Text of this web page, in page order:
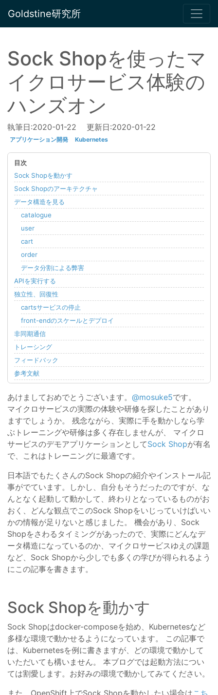
Goldstine研究所
Sock Shopを使ったマ
イクロサービス体験の
ハンズオン
執筆日:2020-01-22 更新日:2020-01-22
アプリケーション開発 Kubernetes
Sock Shopを動かす
Sock Shopのアーキテクチャ
データ構造を見る
catalogue
user
cart
order
データ分割による弊害
APIを実行する
独立性、回復性
cartsサービスの停止
front-endのスケールとデプロイ
非同期通信
トレーシング
フィードバック
参考文献
あけましておめでとうございます。 @mosuke5です。
マイクロサービスの実際の体験や研修を探したことがあり
ますでしょうか。 残念ながら、実際に手を動かしなら学
ぶトレーニングや研修は多く存在しませんが、 マイクロ
サービスのデモアプリケーションとしてSock Shopが有名
で、これはトレーニングに最適です。
日本語でもたくさんのSock Shopの紹介やインストール記
事がでています。しかし、自分もそうだったのですが、な
んとなく起動して動かして、終わりとなっているものがお
おく、どんな観点でこのSock Shopをいじっていけばいい
かの情報が足りないと感じました。 機会があり、Sock
Shopをさわるタイミングがあったので、実際にどんなデ
ータ構造になっているのか、マイクロサービスゆえの課題
など、Sock Shopから少しでも多くの学びが得られるよう
にこの記事を書きます。
Sock Shopを動かす
Sock Shopはdocker-composeを始め、Kubernetesなど
多様な環境で動かせるようになっています。 この記事で
は、Kubernetesを例に書きますが、どの環境で動かして
いただいても構いません。 本ブログでは起動方法につい
ては割愛します。お好みの環境で動かしてみてください。